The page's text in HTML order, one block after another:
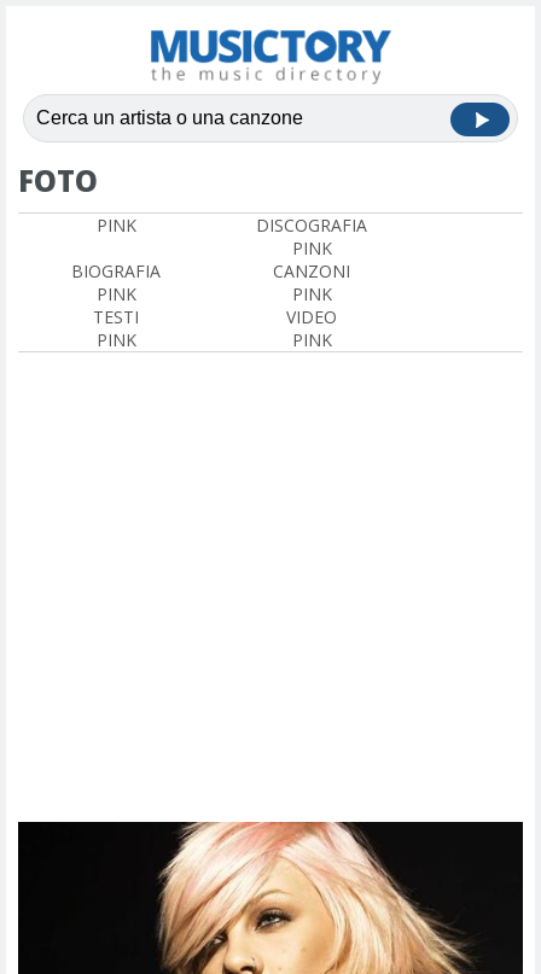
FOTO
PINK
DISCOGRAFIA
PINK
BIOGRAFIA
PINK
CANZONI
PINK
TESTI
PINK
VIDEO
PINK